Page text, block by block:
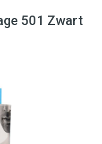
501 Zwart